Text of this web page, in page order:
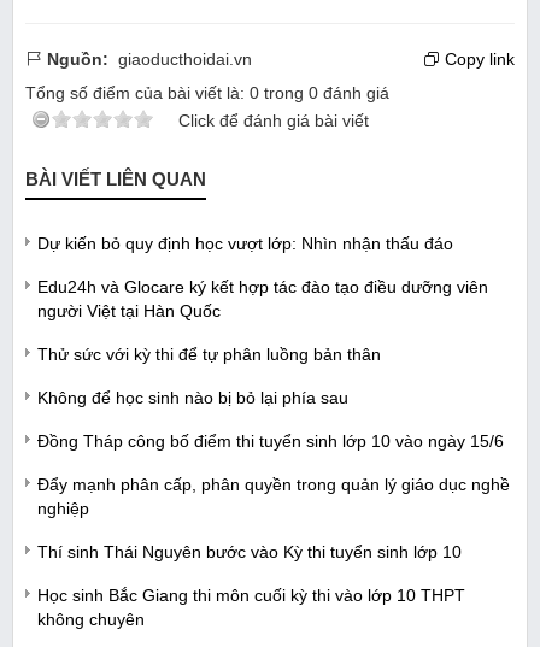
Nguồn: giaoducthoidai.vn
Copy link
Tổng số điểm của bài viết là: 0 trong 0 đánh giá
Click để đánh giá bài viết
BÀI VIẾT LIÊN QUAN
Dự kiến bỏ quy định học vượt lớp: Nhìn nhận thấu đáo
Edu24h và Glocare ký kết hợp tác đào tạo điều dưỡng viên
người Việt tại Hàn Quốc
Thử sức với kỳ thi để tự phân luồng bản thân
Không để học sinh nào bị bỏ lại phía sau
Đồng Tháp công bố điểm thi tuyển sinh lớp 10 vào ngày 15/6
Đẩy mạnh phân cấp, phân quyền trong quản lý giáo dục nghề
nghiệp
Thí sinh Thái Nguyên bước vào Kỳ thi tuyển sinh lớp 10
Học sinh Bắc Giang thi môn cuối kỳ thi vào lớp 10 THPT
không chuyên